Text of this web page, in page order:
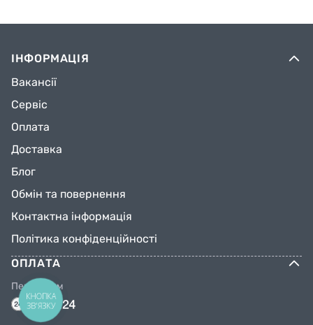
ІНФОРМАЦІЯ
Вакансії
Сервіс
Оплата
Доставка
Блог
Обмін та повернення
Контактна інформація
Політика конфіденційності
ОПЛАТА
Переказом
КНОПКА
ЗВ'ЯЗКУ